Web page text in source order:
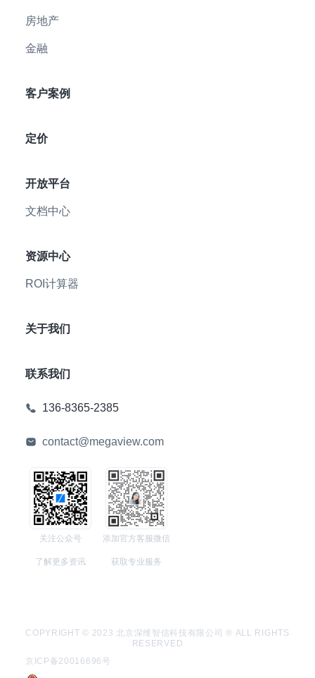
房地产
金融
客户案例
定价
开放平台
文档中心
资源中心
ROI计算器
关于我们
联系我们
136-8365-2385
contact@megaview.com
关注公众号
了解更多资讯
添加官方客服微信
获取专业服务
COPYRIGHT © 2023 北京深维智信科技有限公司 ® ALL RIGHTS
RESERVED
京ICP备20016696号